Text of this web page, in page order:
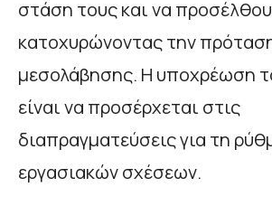
στάση τους και να
κατοχυρώνοντας την
μεσολάβησης. Η υποχρέωση
είναι να προσέρχεται στις
διαπραγματεύσεις για τη
εργασιακών σχέσεων.